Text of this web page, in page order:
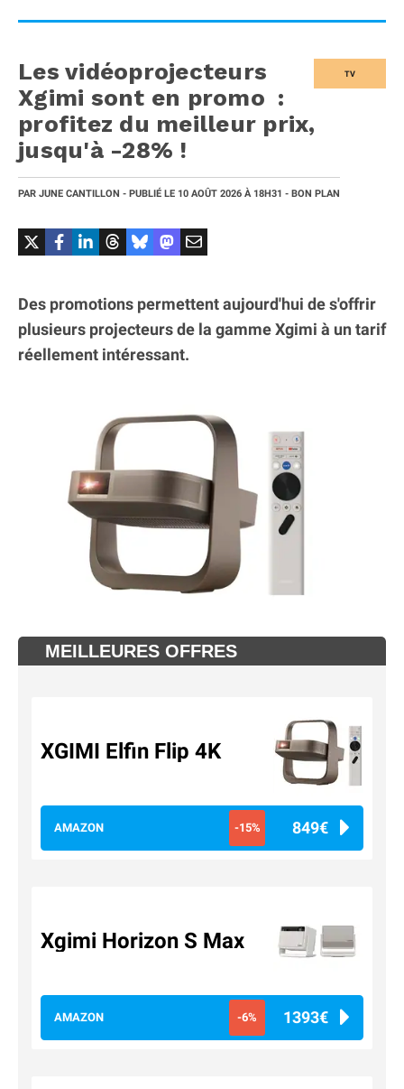
TV
Les vidéoprojecteurs
Xgimi sont en promo :
profitez du meilleur prix,
jusqu'à -28% !
PAR JUNE CANTILLON - PUBLIÉ LE 10 AOÛT 2026 À 18H31 - BON PLAN
Des promotions permettent aujourd'hui de s'offrir
plusieurs projecteurs de la gamme Xgimi à un tarif
réellement intéressant.
MEILLEURES OFFRES
XGIMI Elfin Flip 4K
AMAZON -15% 849€
Xgimi Horizon S Max
AMAZON -6% 1393€